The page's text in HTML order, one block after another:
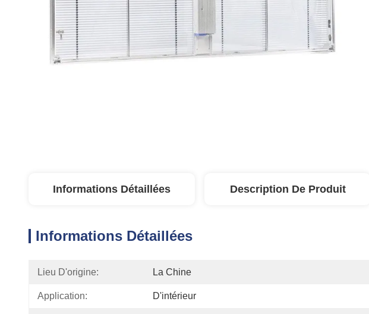
Informations Détaillées Description De Produit
Informations Détaillées
Lieu D'origine: La Chine
Application: D'intérieur